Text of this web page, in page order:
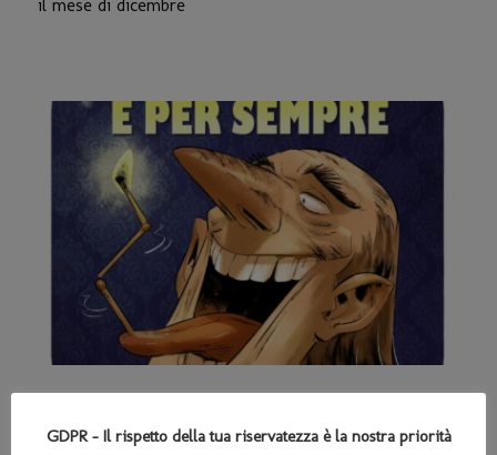
il mese di dicembre
SABATO 30 NOVEMBRE 2024
ORE 21:00 – COMPAGNIA “
GDPR - Il rispetto della tua riservatezza è la nostra priorità